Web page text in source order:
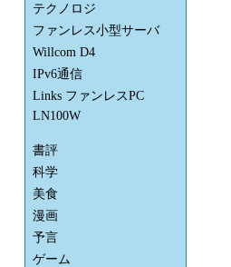
テクノロジ
ファンレス小型サーバ
Willcom D4
IPv6通信
Links ファンレスPC
LN100W
書評
科学
美食
漫画
予言
ゲーム